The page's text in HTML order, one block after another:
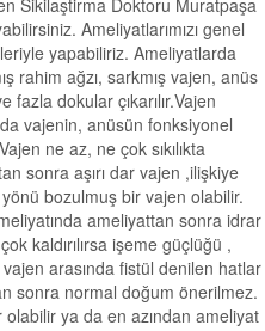
Sikilaştirma Doktoru Muratpaşa
Ameliyatlarımızı genel
yapabiliriz. Ameliyatlarda
rahim ağzı, sarkmış vajen, anüs
dokular çıkarılır.Vajen
vajenin, anüsün fonksiyonel
ne az, ne çok sıkılıkta
sonra aşırı dar vajen ,ilişkiye
bozulmuş bir vajen olabilir.
ameliyattan sonra idrar
kaldırılırsa işeme güçlüğü ,
arasında fistül denilen hatlar
sonra normal doğum önerilmez.
olabilir ya da en azından ameliyat